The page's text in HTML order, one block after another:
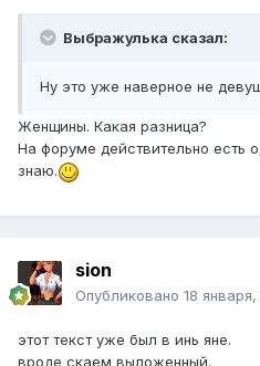
Выбражулька сказал:
Ну это уже наверное не
Женщины. Какая разница?
На форуме действительно есть
знаю.
sion
Опубликовано 18
этот текст уже был в инь яне.
вроде скаем выложенный.